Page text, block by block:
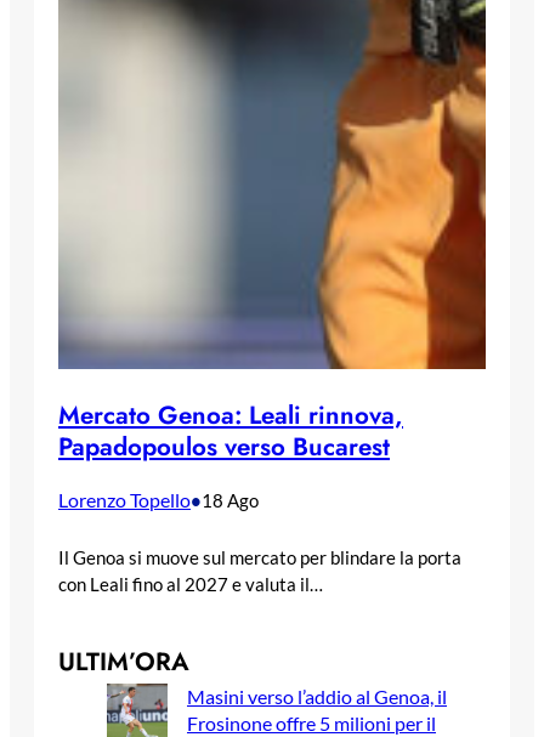
Mercato Genoa: Leali rinnova,
Papadopoulos verso Bucarest
Lorenzo Topello•18 Ago
Il Genoa si muove sul mercato per blindare la porta
con Leali fino al 2027 e valuta il…
ULTIM’ORA
Masini verso l’addio al Genoa, il
Frosinone offre 5 milioni per il